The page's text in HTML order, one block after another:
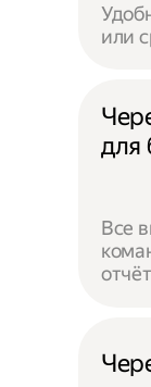
или
для
Все